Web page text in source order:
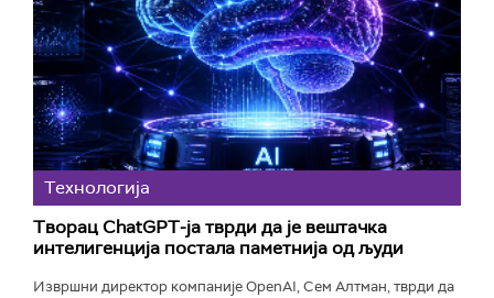
Технологијa
Творац ChatGPT-ја тврди да је вештачка
интелигенција постала паметнија од људи
Извршни директор компаније OpenAI, Сем Алтман, тврди да